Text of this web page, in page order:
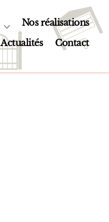
Nos réalisations
Actualités
Contact